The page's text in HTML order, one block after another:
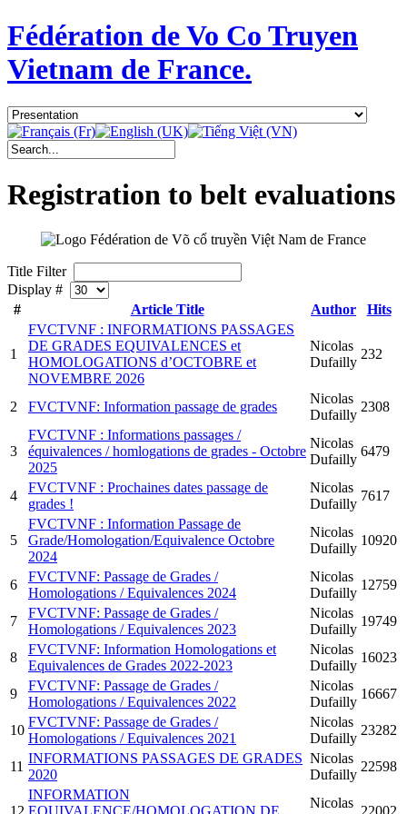
Fédération de Vo Co Truyen
Vietnam de France.
Registration to belt evaluations
Title Filter
Display #
#
Article Title Author Hits
1
FVCTVNF : INFORMATIONS PASSAGES
DE GRADES EQUIVALENCES et
HOMOLOGATIONS d’OCTOBRE et
NOVEMBRE 2026
Nicolas
Dufailly
232
2 FVCTVNF: Information passage de grades
Nicolas
Dufailly
2308
3
FVCTVNF : Informations passages /
équivalences / homlogations de grades - Octobre
2025
Nicolas
Dufailly
6479
4
FVCTVNF : Prochaines dates passage de
grades !
Nicolas
Dufailly
7617
5
FVCTVNF : Information Passage de
Grade/Homologation/Equivalence Octobre
2024
Nicolas
Dufailly
10920
6
FVCTVNF: Passage de Grades /
Homologations / Equivalences 2024
Nicolas
Dufailly
12759
7
FVCTVNF: Passage de Grades /
Homologations / Equivalences 2023
Nicolas
Dufailly
19749
8
FVCTVNF: Information Homologations et
Equivalences de Grades 2022-2023
Nicolas
Dufailly
16023
9
FVCTVNF: Passage de Grades /
Homologations / Equivalences 2022
Nicolas
Dufailly
16667
10
FVCTVNF: Passage de Grades /
Homologations / Equivalences 2021
Nicolas
Dufailly
23282
11
INFORMATIONS PASSAGES DE GRADES
2020
Nicolas
Dufailly
22598
12
INFORMATION
EQUIVALENCE/HOMOLOGATION DE
Nicolas
22002